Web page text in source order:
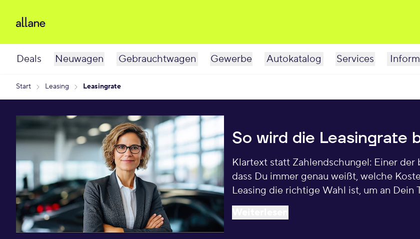
Deals Neuwagen Gebrauchtwagen Gewerbe Autokatalog Services
Start Leasing Leasingrate
So wird die Leasingrate
Klartext statt Zahlendschungel: Einer
dass Du immer genau weißt, welche
Leasing die richtige Wahl ist, um an
Leasingrate eine wichtige Rolle. Wir
Dich richtige Entscheidung treffen kannst.